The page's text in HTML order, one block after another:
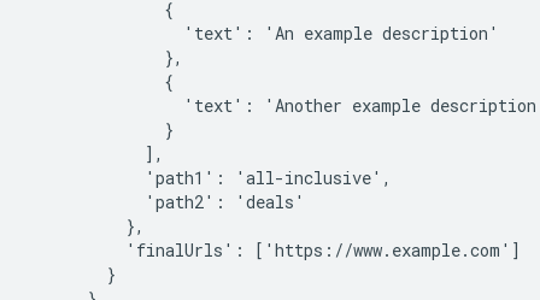
'text':
'An example
'text':
'Another example
'path1':
'path2':
'finalUrls':